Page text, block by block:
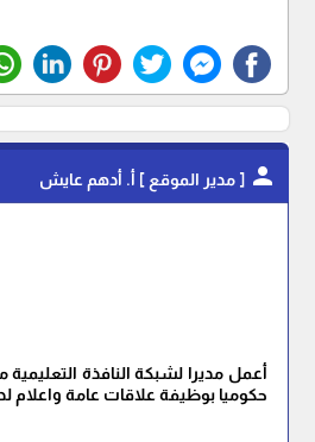
person [ مدير الموقع ] أ. أدهم عايش
حكوميا بوظيفة علاقات عامة